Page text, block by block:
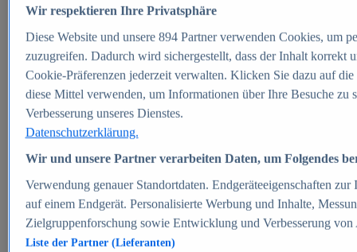
Zum Report
E-commerce
Beliebte Statistiken
Aktuelle Statistiken
E-Commerce - Entwicklung des Umsatzes in
Deutschland 1999-2025
Umsatz von Amazon in Deutschland und weltweit
2010-2025
B2C-E-Commerce: Top-50 Online Shops in
Deutschland 2024
Marktanteile von Online-Zahlungsverfahren in
Deutschland 2024
Umsatzstarke Warengruppen im Online-Handel in
Deutschland 2023-2025
Wir respektieren Ihre Privatsphäre
Diese Website und unsere 894Partner verwenden Cookies, um
zuzugreifen. Dadurch wird sichergestellt, dass der Inhalt korrekt
Cookie-Präferenzen jederzeit verwalten. Klicken Sie dazu auf
diese Mittel verwenden, um Informationen über Ihre Besuche
Verbesserung unseres Dienstes.
Datenschutzerklärung.
Wir und unsere Partner verarbeiten Daten, um Folgendes
Verwendung genauer Standortdaten. Endgeräteeigenschaften
auf einem Endgerät. Personalisierte Werbung und Inhalte,
Zielgruppenforschung sowie Entwicklung und Verbesserung von
Liste der Partner (Lieferanten)